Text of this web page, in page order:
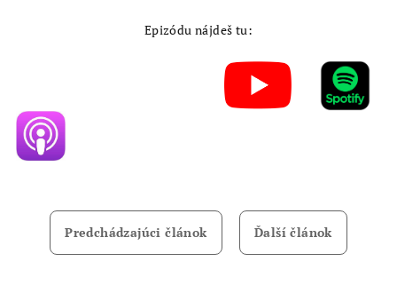
Epizódu nájdeš tu:
Predchádzajúci článok Ďalší článok